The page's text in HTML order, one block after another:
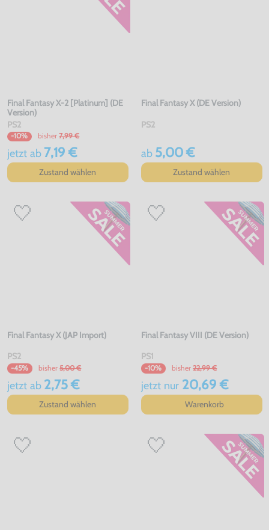
Final Fantasy X-2 [Platinum] (DE
Version)
PS2
-10% bisher 7,99 €
jetzt ab 7,19 €
Zustand wählen
Final Fantasy X (DE Version)
PS2
ab 5,00 €
Zustand wählen
Final Fantasy X (JAP Import)
PS2
-45% bisher 5,00 €
jetzt ab 2,75 €
Zustand wählen
Final Fantasy VIII (DE Version)
PS1
-10% bisher 22,99 €
jetzt nur20,69 €
Warenkorb